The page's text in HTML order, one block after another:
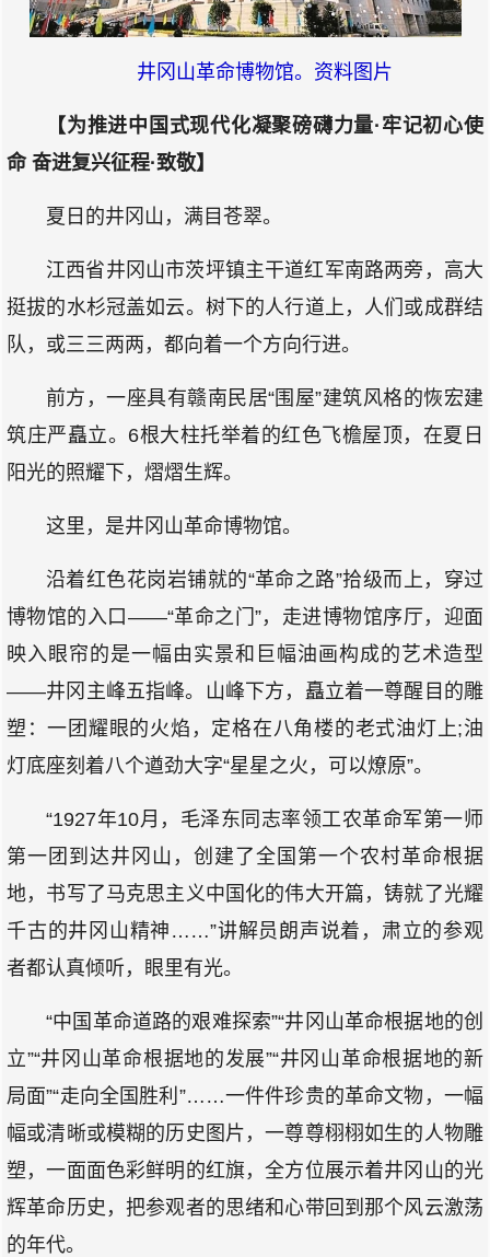
井冈山革命博物馆。资料图片
【为推进中国式现代化凝聚磅礴力量·牢记初心使
命 奋进复兴征程·致敬】
夏日的井冈山，满目苍翠。
江西省井冈山市茨坪镇主干道红军南路两旁，高大
挺拔的水杉冠盖如云。树下的人行道上，人们或成群结
队，或三三两两，都向着一个方向行进。
前方，一座具有赣南民居“围屋”建筑风格的恢宏建
筑庄严矗立。6根大柱托举着的红色飞檐屋顶，在夏日
阳光的照耀下，熠熠生辉。
这里，是井冈山革命博物馆。
沿着红色花岗岩铺就的“革命之路”拾级而上，穿过
博物馆的入口——“革命之门”，走进博物馆序厅，迎面
映入眼帘的是一幅由实景和巨幅油画构成的艺术造型
——井冈主峰五指峰。山峰下方，矗立着一尊醒目的雕
塑：一团耀眼的火焰，定格在八角楼的老式油灯上;油
灯底座刻着八个遒劲大字“星星之火，可以燎原”。
“1927年10月，毛泽东同志率领工农革命军第一师
第一团到达井冈山，创建了全国第一个农村革命根据
地，书写了马克思主义中国化的伟大开篇，铸就了光耀
千古的井冈山精神……”讲解员朗声说着，肃立的参观
者都认真倾听，眼里有光。
“中国革命道路的艰难探索”“井冈山革命根据地的创
立”“井冈山革命根据地的发展”“井冈山革命根据地的新
局面”“走向全国胜利”……一件件珍贵的革命文物，一幅
幅或清晰或模糊的历史图片，一尊尊栩栩如生的人物雕
塑，一面面色彩鲜明的红旗，全方位展示着井冈山的光
辉革命历史，把参观者的思绪和心带回到那个风云激荡
的年代。